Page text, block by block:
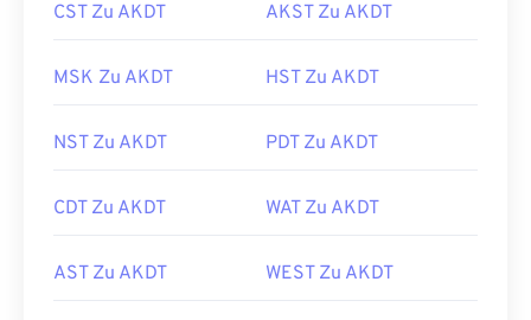
CST Zu AKDT AKST Zu AKDT
MSK Zu AKDT HST Zu AKDT
NST Zu AKDT PDT Zu AKDT
CDT Zu AKDT WAT Zu AKDT
AST Zu AKDT WEST Zu AKDT